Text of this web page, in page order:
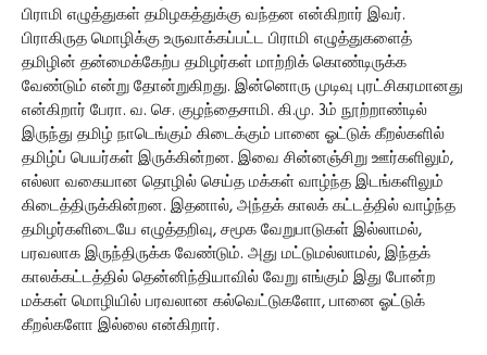
பிராமி எழுத்துகள் தமிழகத்துக்கு வந்தன என்கிறார் இவர்.
பிராகிருத மொழிக்கு உருவாக்கப்பட்ட பிராமி எழுத்துகளைத்
தமிழின் தன்மைக்கேற்ப தமிழர்கள் மாற்றிக் கொண்டிருக்க
வேண்டும் என்று தோன்றுகிறது. இன்னொரு முடிவு புரட்சிகரமானது
என்கிறார் பேரா. வ. செ. குழந்தைசாமி. கி.மு. 3ம் நூற்றாண்டில்
இருந்து தமிழ் நாடெங்கும் கிடைக்கும் பானை ஓட்டுக் கீறல்களில்
தமிழ்ப் பெயர்கள் இருக்கின்றன. இவை சின்னஞ்சிறு ஊர்களிலும்,
எல்லா வகையான தொழில் செய்த மக்கள் வாழ்ந்த இடங்களிலும்
கிடைத்திருக்கின்றன. இதனால், அந்தக் காலக் கட்டத்தில் வாழ்ந்த
தமிழர்களிடையே எழுத்தறிவு, சமூக வேறுபாடுகள் இல்லாமல்,
பரவலாக இருந்திருக்க வேண்டும். அது மட்டுமல்லாமல், இந்தக்
காலக்கட்டத்தில் தென்னிந்தியாவில் வேறு எங்கும் இது போன்ற
மக்கள் மொழியில் பரவலான கல்வெட்டுகளோ, பானை ஓட்டுக்
கீறல்களோ இல்லை என்கிறார்.